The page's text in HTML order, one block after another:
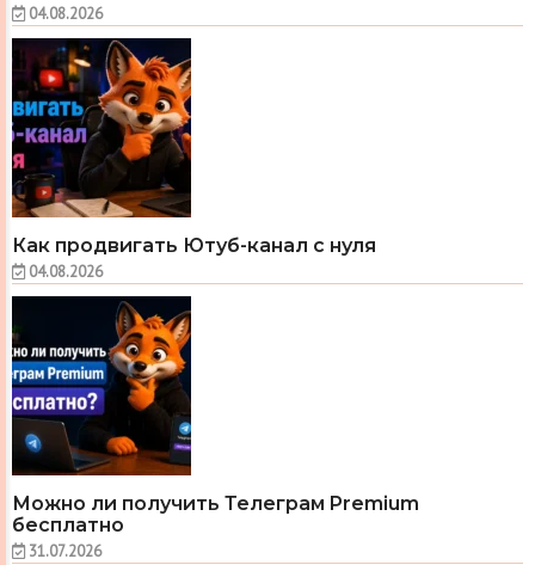
04.08.2026
Как продвигать Ютуб-канал с нуля
04.08.2026
Можно ли получить Телеграм Premium
бесплатно
31.07.2026